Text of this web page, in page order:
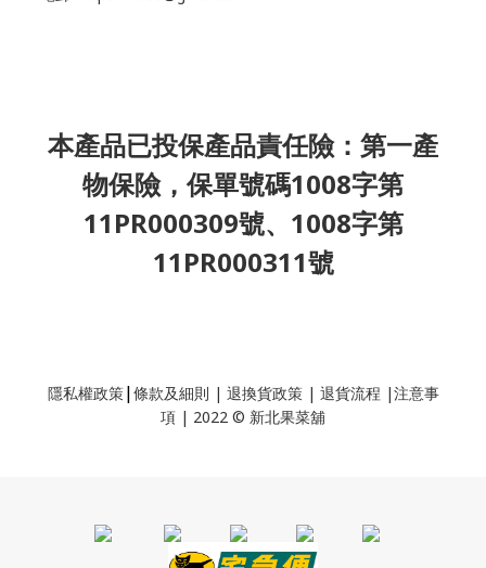
本產品已投保產品責任險：第一產
物保險，保單號碼1008字第
11PR000309號、1008字第
11PR000311號
隱私權政策|條款及細則 | 退換貨政策| 退貨流程 |注意事
項 | 2022 © 新北果菜舖